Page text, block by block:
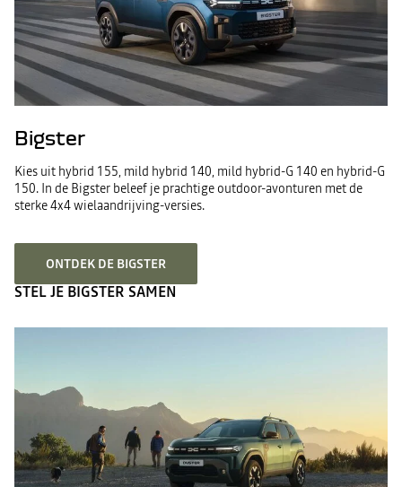
Bigster
Kies uit hybrid 155, mild hybrid 140, mild hybrid-G 140 en hybrid-G
150. In de Bigster beleef je prachtige outdoor-avonturen met de
sterke 4x4 wielaandrijving-versies.
ONTDEK DE BIGSTER
STEL JE BIGSTER SAMEN